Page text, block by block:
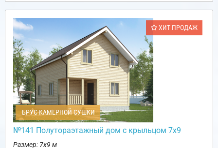
ХИТ ПРОДАЖ
БРУС КАМЕРНОЙ СУШКИ
№141 Полутораэтажный дом с крыльцом 7х9
Размер: 7х9 м